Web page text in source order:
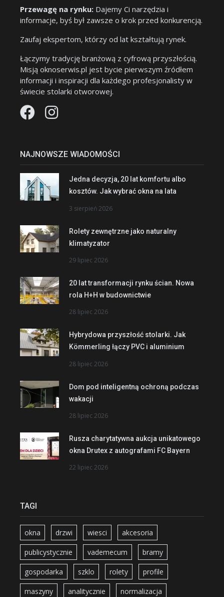
Przewagę na rynku: Dajemy Ci narzędzia i
informacje, byś był zawsze o krok przed konkurencją.
Zaufaj ekspertom, którzy od lat kształtują rynek.
Łączymy tradycję branżową z cyfrową przyszłością.
Misją oknoserwis.pl jest bycie pierwszym źródłem
informacji i inspiracji dla każdego profesjonalisty w
świecie stolarki otworowej.
NAJNOWSZE WIADOMOŚCI
Jedna decyzja, 20 lat komfortu albo
kosztów. Jak wybrać okna na lata
3 sierpień 2026
Rolety zewnętrzne jako naturalny
klimatyzator
29 lipiec 2026
20 lat transformacji rynku ścian. Nowa
rola H+H w budownictwie
28 lipiec 2026
Hybrydowa przyszłość stolarki. Jak
Kömmerling łączy PVC i aluminium
28 lipiec 2026
Dom pod inteligentną ochroną podczas
wakacji
28 lipiec 2026
Rusza charytatywna aukcja unikatowego
okna Drutex z autografami FC Bayern
22 lipiec 2026
TAGI
okna drzwi wiesci akcesoria
publicystycznie vademecum bramy
gospodarka szklo rolety profile
maszyny analitycznie normalizacja